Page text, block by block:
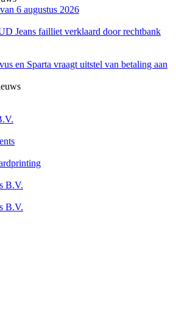
6 augustus 2026
Jeans failliet verklaard door rechtbank
en Sparta vraagt uitstel van betaling aan
B.V.
B.V.